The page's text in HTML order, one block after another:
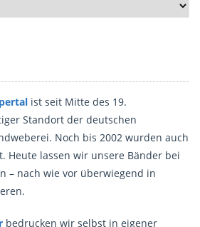
ist seit Mitte des 19.
Standort der deutschen
Noch bis 2002 wurden auch
Heute lassen wir unsere Bänder bei
– nach wie vor überwiegend in
bedrucken wir selbst in eigener